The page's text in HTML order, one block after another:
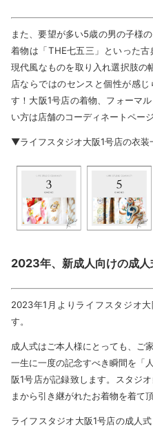
また、要望が多い5歳の男の子様
着物は「THE七五三」といった
現代風なものを取り入れ選択肢の
店ならではのセンスと個性が感
す！大阪1号店の着物、フォーマ
い方は店舗のコーディネートペー
▼ライフスタジオ大阪1号店の衣装
2023年、新成人向けの成
2023年1月よりライフスタジオ
す。
成人式はご本人様にとっても、ご
一生に一度の記念すべき瞬間を「
阪1号店が記録致します。スタジ
まから引き継がれたお着物を着て
ライフスタジオ大阪1号店の成人